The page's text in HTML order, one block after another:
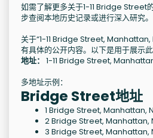
如需了解更多关于1-11 Bridge Street
步查阅本地历史记录或进行深入研究。
关于“1-11 Bridge Street, Manhattan,
有具体的公开内容。以下是用于展示此
地址： 1-11 Bridge Street,
多地址示例：
Bridge Street地址
1 Bridge Street, Manhattan,
2 Bridge Street, Manhattan,
3 Bridge Street, Manhattan,